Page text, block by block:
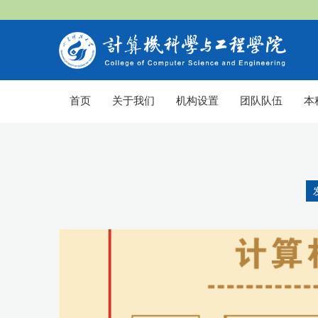
首页 关于我们 机构设置 团队队伍 本